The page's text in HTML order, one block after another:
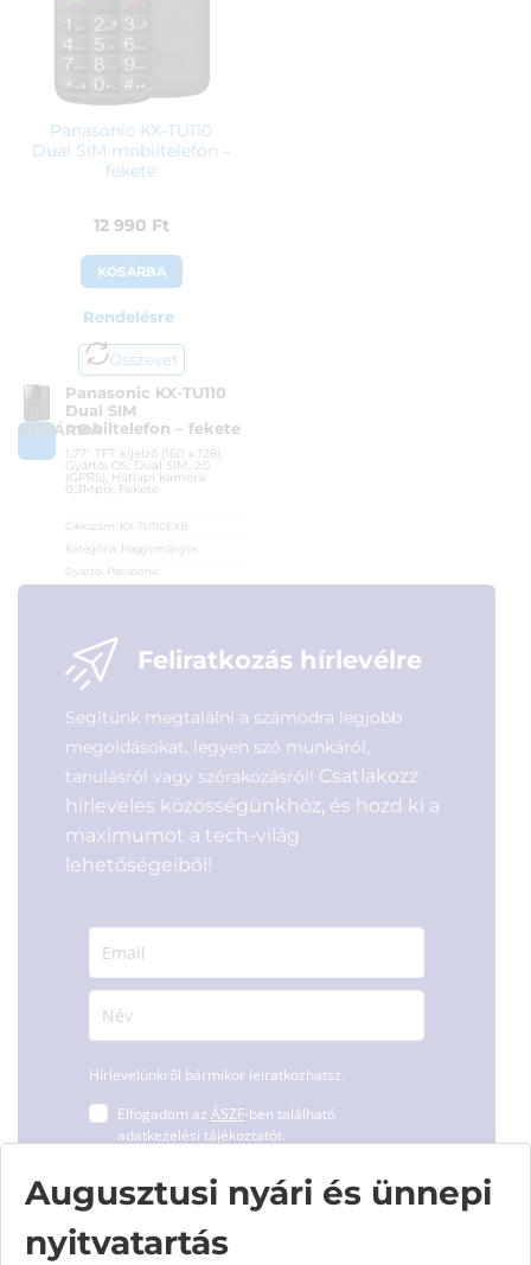
Panasonic KX-TU110
Dual SIM mobiltelefon –
fekete
12 990 Ft
KOSÁRBA
Rendelésre
Összevet
KOSÁRBA
Panasonic KX-TU110
Dual SIM
mobiltelefon – fekete
1,77″ TFT kijelző (160 x 128);
Gyártói OS; Dual SIM; 2G
(GPRS); Hátlapi kamera:
0,3Mpix; Fekete
Cikkszám: KX-TU110EXB
Kategória: Hagyományos
Gyártó: Panasonic
Azonosító:
12 990 Feliratkozás hírlevélre
Segítünk megtalálni a számodra legjobb
megoldásokat, legyen szó munkáról,
tanulásról vagy szórakozásról! Csatlakozz
hírleveles közösségünkhöz, és hozd ki a
maximumot a tech-világ
lehetőségeiből!
Hírlevelünkről bármikor leiratkozhatsz.
Elfogadom az ÁSZF-ben található
adatkezelési tájékoztatót.
FELIRATKOZOM
Augusztusi nyári és ünnepi
nyitvatartás